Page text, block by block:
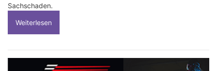
Sachschaden.
Weiterlesen